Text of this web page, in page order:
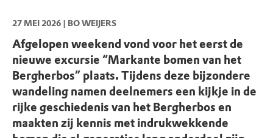
27 MEI 2026 | BO WEIJERS
Afgelopen weekend vond voor het eerst de
nieuwe excursie “Markante bomen van het
Bergherbos” plaats. Tijdens deze bijzondere
wandeling namen deelnemers een kijkje in de
rijke geschiedenis van het Bergherbos en
maakten zij kennis met indrukwekkende